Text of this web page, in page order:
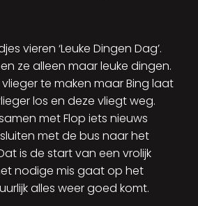
vieren ‘Leuke Dingen Dag’.
ze alleen maar leuke dingen.
te maken maar Bing laat
los en deze vliegt weg.
met Flop iets nieuws
met de bus naar het
is de start van een vrolijk
nodige mis gaat op het
alles weer goed komt.